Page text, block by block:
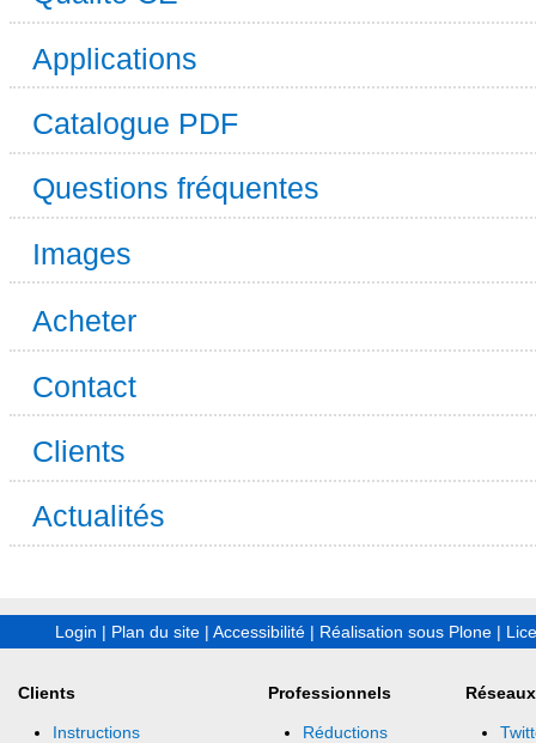
Applications
Catalogue PDF
Questions fréquentes
Images
Acheter
Contact
Clients
Actualités
Login | Plan du site| Accessibilité| Réalisation sous Plone|
Clients
Instructions
Professionnels
Réductions
Réseaux